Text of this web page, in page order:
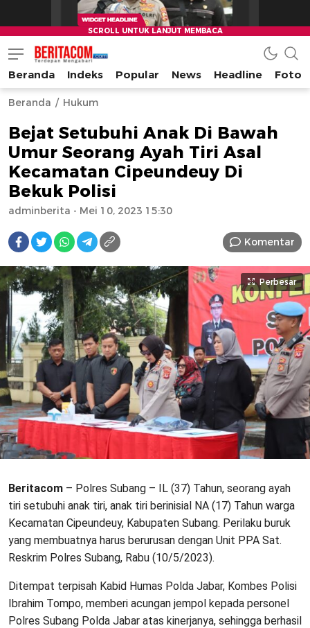
beritacom.com
bestnews
Beranda Indeks Popular News Headline Foto
Beranda Hukum
Bejat Setubuhi Anak Di Bawah
Umur Seorang Ayah Tiri Asal
Kecamatan Cipeundeuy Di
Bekuk Polisi
adminberita - Mei 10, 2023 15:30
Komentar
Perbesar
Beritacom – Polres Subang – IL (37) Tahun, seorang ayah
tiri setubuhi anak tiri, anak tiri berinisial NA (17) Tahun warga
Kecamatan Cipeundeuy, Kabupaten Subang. Perilaku buruk
yang membuatnya harus berurusan dengan Unit PPA Sat.
Reskrim Polres Subang, Rabu (10/5/2023).
Ditempat terpisah Kabid Humas Polda Jabar, Kombes Polisi
Ibrahim Tompo, memberi acungan jempol kepada personel
Polres Subang Polda Jabar atas kinerjanya, sehingga berhasil